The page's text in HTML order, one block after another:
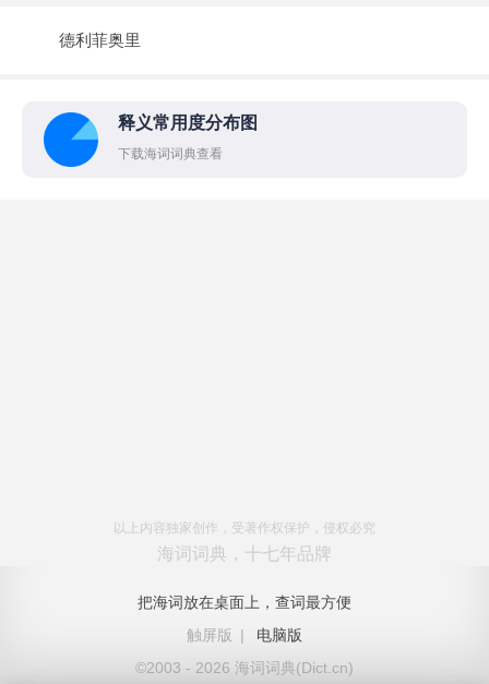
德利菲奥里
释义常用度分布图
下载海词词典查看
以上内容独家创作，受著作权保护，侵权必究
海词词典，十七年品牌
把海词放在桌面上，查词最方便
触屏版
|
电脑版
©2003 - 2026 海词词典(Dict.cn)